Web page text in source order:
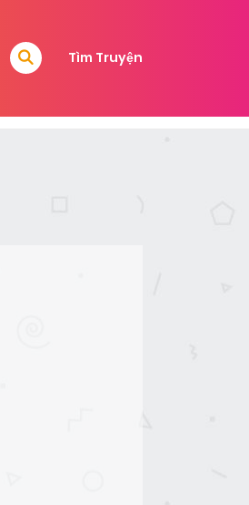
Tìm Truyện